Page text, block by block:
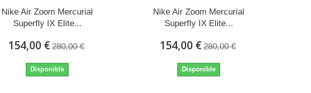
Nike Air Zoom Mercurial
Superfly IX Elite...
154,00 € 280,00 €
Disponible
Nike Air Zoom Mercurial
Superfly IX Elite...
154,00 € 280,00 €
Disponible